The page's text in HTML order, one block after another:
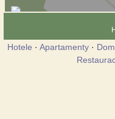
Hotele · Apartamenty ·